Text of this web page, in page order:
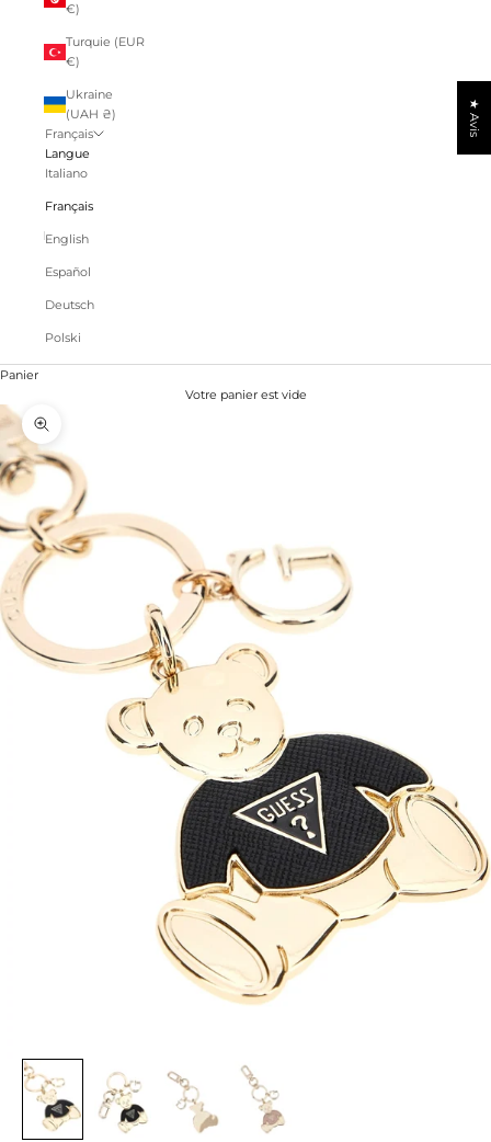
€)
Turquie (EUR
€)
Ukraine
(UAH ₴)
Français
Langue
Italiano
Français
English
Español
Deutsch
Polski
Panier
Votre panier est vide
Zoomer sur l'image
★ Avis